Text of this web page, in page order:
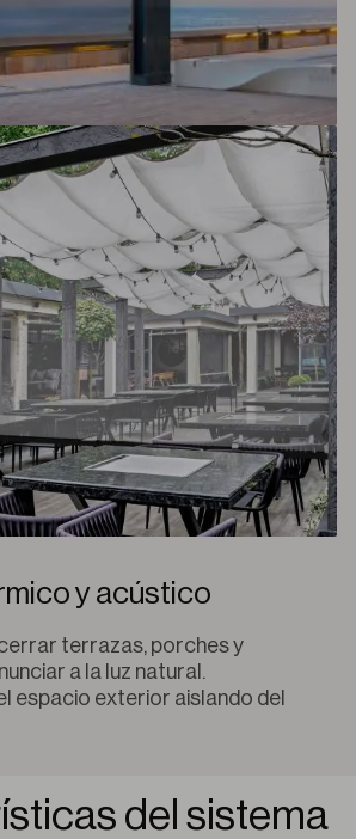
y acústico
terrazas, porches y
a la luz natural.
espacio exterior aislando del
del sistema